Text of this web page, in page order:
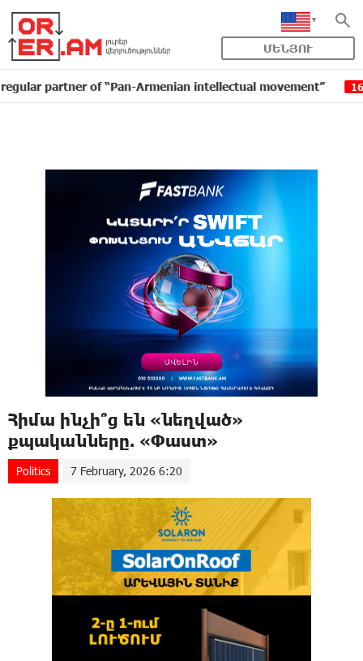
ՄԵՆՅՈՒ
of “Pan-Armenian intellectual movement” 16:11
Հիմա ինչի՞ց են «նեղված»
քպականները. «Փաստ»
Politics 7 February, 2026 6:20